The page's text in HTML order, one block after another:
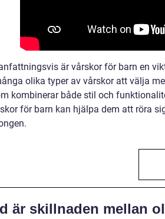
är vårskor för barn en
olika typer av vårskor att välja
kombinerar både stil och
för barn kan hjälpa dem att röra
är skillnaden mellan